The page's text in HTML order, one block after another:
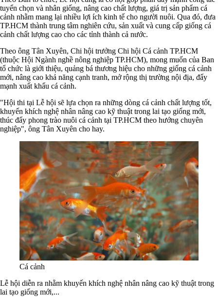
tuyển chọn và nhân giống, nâng cao chất lượng, giá trị sản phẩm cá
cảnh nhằm mang lại nhiều lợi ích kinh tế cho người nuôi. Qua đó, đưa
TP.HCM thành trung tâm nghiên cứu, sản xuất và cung cấp giống cá
cảnh chất lượng cao cho các tỉnh thành cả nước.
Theo ông Tân Xuyên, Chi hội trưởng Chi hội Cá cảnh TP.HCM
(thuộc Hội Ngành nghề nông nghiệp TP.HCM), mong muốn của Ban
tổ chức là giới thiệu, quảng bá thương hiệu cho những giống cá cảnh
mới, nâng cao khả năng cạnh tranh, mở rộng thị trường nội địa, đẩy
mạnh xuất khẩu cá cảnh.
"Hội thi tại Lễ hội sẽ lựa chọn ra những dòng cá cảnh chất lượng tốt,
khuyến khích nghệ nhân nâng cao kỹ thuật trong lai tạo giống mới,
thúc đẩy phong trào nuôi cá cảnh tại TP.HCM theo hướng chuyên
nghiệp", ông Tân Xuyên cho hay.
Cá cảnh
Lễ hội diễn ra nhằm khuyến khích nghệ nhân nâng cao kỹ thuật trong
lai tạo giống mới,...